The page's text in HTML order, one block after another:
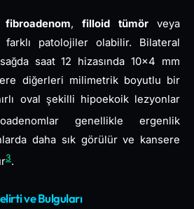
fibroadenom, filloid tümörveya
patolojiler olabilir. Bilateral
saat 12 hizasında 10×4 mm
diğerleri milimetrik boyutlu bir
oval şekilli hipoekoik lezyonlar
genellikle ergenlik
daha sık görülür ve kansere
3.
ve Bulguları